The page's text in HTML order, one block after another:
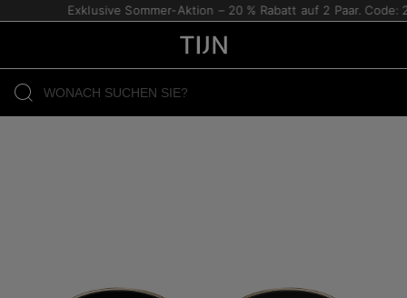
Exklusive Sommer-Aktion – 20 % Rabatt auf 2 Paar. Code: